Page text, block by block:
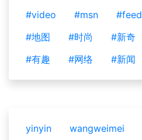
#video
#msn #feed
#地图
#时尚 #新奇
#有趣
#网络 #新闻
yinyin wangweimei